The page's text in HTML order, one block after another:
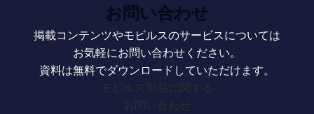
お問い合わせ
掲載コンテンツやモビルスのサービスについては
お気軽にお問い合わせください。
資料は無料でダウンロードしていただけます。
モビルス製品に関する
お問い合わせ